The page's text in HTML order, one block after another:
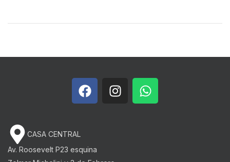
CASA CENTRAL
Av. Roosevelt P23 esquina